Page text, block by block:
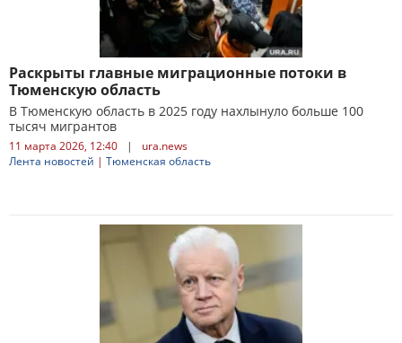
Раскрыты главные миграционные потоки в
Тюменскую область
В Тюменскую область в 2025 году нахлынуло больше 100
тысяч мигрантов
11 марта 2026, 12:40 |
ura.news
Лента новостей | Тюменская область